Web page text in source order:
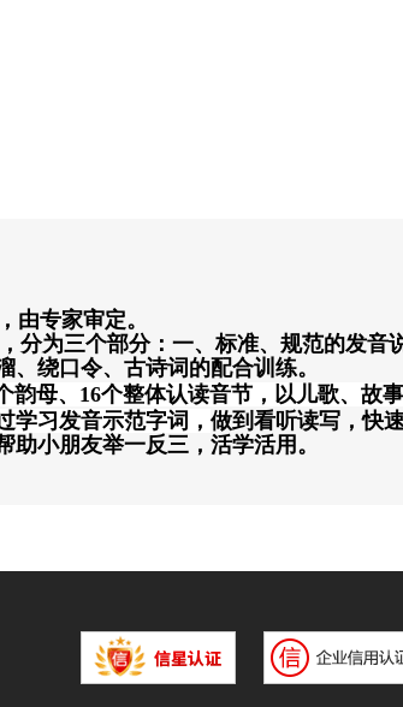
由专家审定。
为三个部分：一、标准、规范的发音
绕口令、古诗词的配合训练。
韵母、16个整体认读音节，以儿歌、故
学习发音示范字词， 做到看听读写，快
助小朋友举一反三，活学活用。